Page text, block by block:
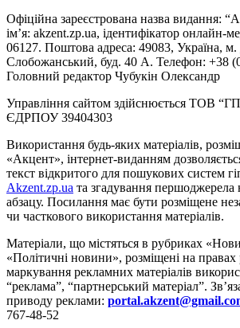
Офіційна зареєстрована назва видання:
ім’я: akzent.zp.ua, ідентифікатор онлайн-
06127. Поштова адреса: 49083, Україна,
Слобожанський, буд. 40 А. Телефон: +38
Головний редактор Чубукін Олександр
Управління сайтом здійснюється ТОВ
ЄДРПОУ 39404303
Використання будь-яких матеріалів,
«Акцент», інтернет-виданням
текст відкритого для пошукових систем
Akzent.zp.ua та згадування
абзацу. Посилання має бути розміщене
чи часткового використання матеріалів.
Матеріали, що містяться в рубриках
«Політичні новини», розміщені на
маркування рекламних матеріалів
“реклама”, “партнерський матеріал”.
приводу реклами:
767-48-52